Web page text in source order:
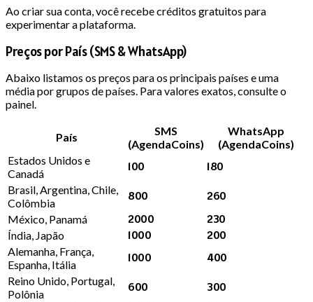
Ao criar sua conta, você recebe créditos gratuitos para
experimentar a plataforma.
Preços por País (SMS & WhatsApp)
Abaixo listamos os preços para os principais países e uma
média por grupos de países. Para valores exatos, consulte o
painel.
País
SMS
(AgendaCoins)
WhatsApp
(AgendaCoins)
Estados Unidos e
Canadá
100 180
Brasil, Argentina, Chile,
Colômbia
800 260
México, Panamá 2000 230
Índia, Japão 1000 200
Alemanha, França,
Espanha, Itália
1000 400
Reino Unido, Portugal,
Polônia
600 300